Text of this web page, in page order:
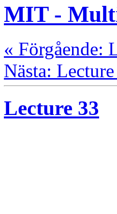
MIT -
« Förgående:
Nästa:
Lecture 33